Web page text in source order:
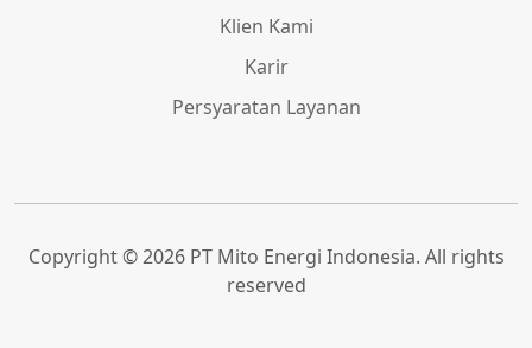
Klien Kami
Karir
Persyaratan Layanan
Copyright © 2026 PT Mito Energi Indonesia. All rights
reserved